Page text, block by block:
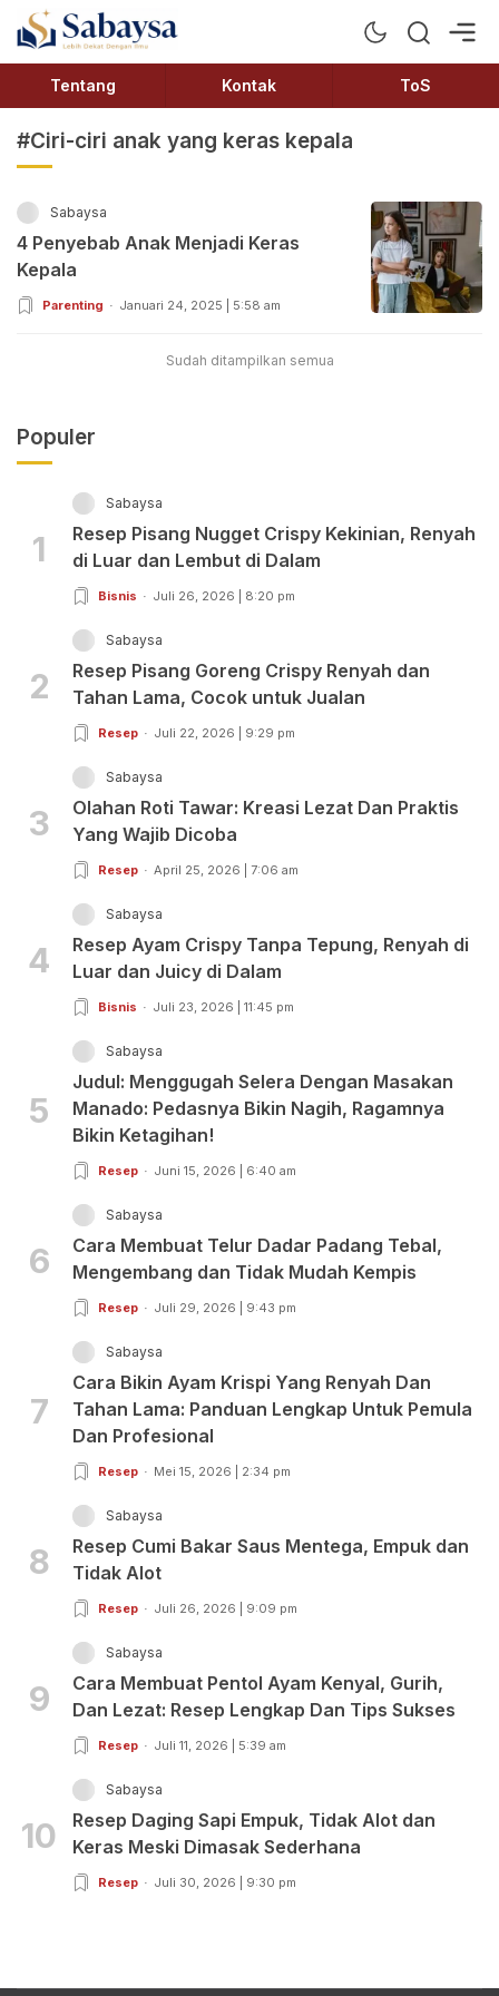
Sabaysa
Lebih Dekat Dengan Ilmu
Tentang Kontak ToS
#Ciri-ciri anak yang keras kepala
Sabaysa
4 Penyebab Anak Menjadi Keras
Kepala
Parenting Januari 24, 2025 | 5:58 am
Sudah ditampilkan semua
Populer
1
Sabaysa
Resep Pisang Nugget Crispy Kekinian, Renyah
di Luar dan Lembut di Dalam
Bisnis Juli 26, 2026 | 8:20 pm
2
Sabaysa
Resep Pisang Goreng Crispy Renyah dan
Tahan Lama, Cocok untuk Jualan
Resep Juli 22, 2026 | 9:29 pm
3
Sabaysa
Olahan Roti Tawar: Kreasi Lezat Dan Praktis
Yang Wajib Dicoba
Resep April 25, 2026 | 7:06 am
4
Sabaysa
Resep Ayam Crispy Tanpa Tepung, Renyah di
Luar dan Juicy di Dalam
Bisnis Juli 23, 2026 | 11:45 pm
5
Sabaysa
Judul: Menggugah Selera Dengan Masakan
Manado: Pedasnya Bikin Nagih, Ragamnya
Bikin Ketagihan!
Resep Juni 15, 2026 | 6:40 am
6
Sabaysa
Cara Membuat Telur Dadar Padang Tebal,
Mengembang dan Tidak Mudah Kempis
Resep Juli 29, 2026 | 9:43 pm
7
Sabaysa
Cara Bikin Ayam Krispi Yang Renyah Dan
Tahan Lama: Panduan Lengkap Untuk Pemula
Dan Profesional
Resep Mei 15, 2026 | 2:34 pm
8
Sabaysa
Resep Cumi Bakar Saus Mentega, Empuk dan
Tidak Alot
Resep Juli 26, 2026 | 9:09 pm
9
Sabaysa
Cara Membuat Pentol Ayam Kenyal, Gurih,
Dan Lezat: Resep Lengkap Dan Tips Sukses
Resep Juli 11, 2026 | 5:39 am
10
Sabaysa
Resep Daging Sapi Empuk, Tidak Alot dan
Keras Meski Dimasak Sederhana
Resep Juli 30, 2026 | 9:30 pm